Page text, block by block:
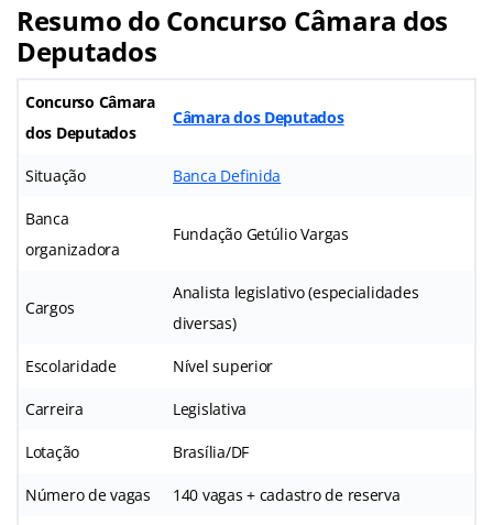
Resumo do Concurso Câmara dos
Deputados
Concurso Câmara
dos Deputados
Câmara dos Deputados
Situação Banca Definida
Banca
organizadora
Fundação Getúlio Vargas
Cargos
Analista legislativo (especialidades
diversas)
Escolaridade Nível superior
Carreira Legislativa
Lotação Brasília/DF
Número de vagas 140 vagas + cadastro de reserva